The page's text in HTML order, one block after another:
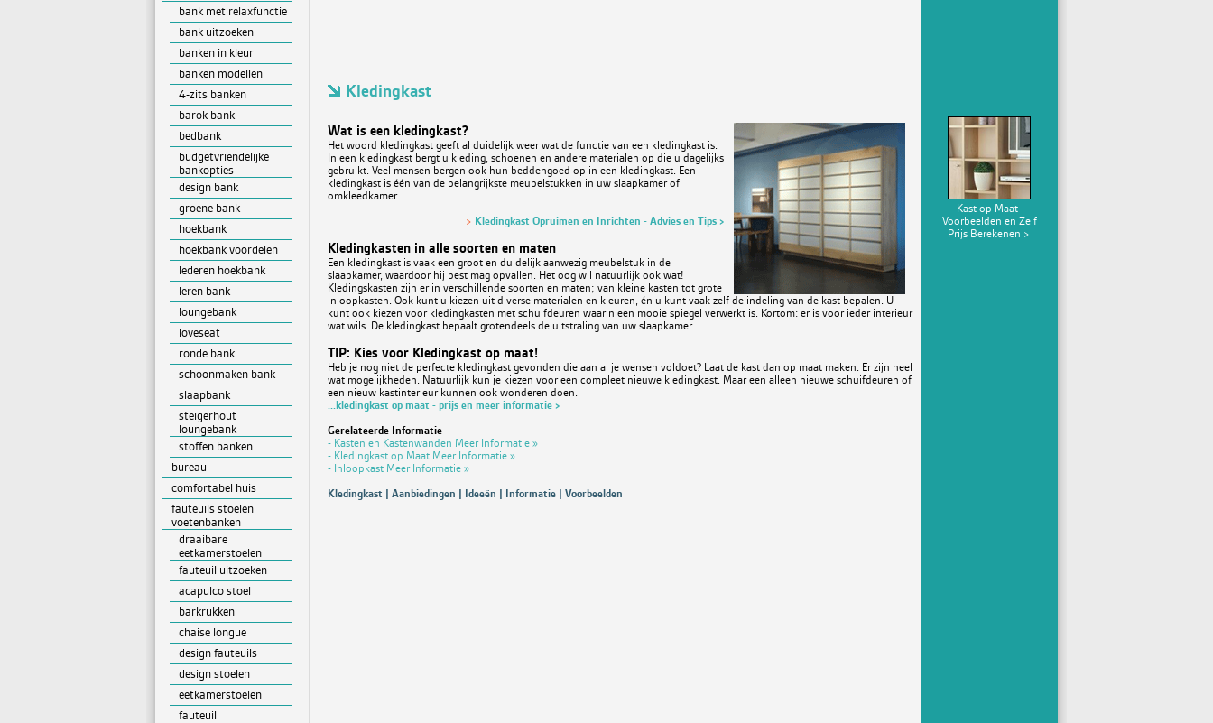
Kledingkast
Kast op Maat -
Voorbeelden en Zelf
Prijs Berekenen >
Wat is een kledingkast?
Het woord kledingkast geeft al duidelijk weer wat de functie van een kledingkast is.
In een kledingkast bergt u kleding, schoenen en andere materialen op die u dagelijks
gebruikt. Veel mensen bergen ook hun beddengoed op in een kledingkast. Een
kledingkast is één van de belangrijkste meubelstukken in uw slaapkamer of
omkleedkamer.
> Kledingkast Opruimen en Inrichten - Advies en Tips >
Kledingkasten in alle soorten en maten
Een kledingkast is vaak een groot en duidelijk aanwezig meubelstuk in de
slaapkamer, waardoor hij best mag opvallen. Het oog wil natuurlijk ook wat!
Kledingskasten zijn er in verschillende soorten en maten; van kleine kasten tot grote
inloopkasten. Ook kunt u kiezen uit diverse materialen en kleuren, én u kunt vaak zelf de indeling van de kast bepalen. U
kunt ook kiezen voor kledingkasten met schuifdeuren waarin een mooie spiegel verwerkt is. Kortom: er is voor ieder interieur
wat wils. De kledingkast bepaalt grotendeels de uitstraling van uw slaapkamer.
TIP: Kies voor Kledingkast op maat!
Heb je nog niet de perfecte kledingkast gevonden die aan al je wensen voldoet? Laat de kast dan op maat maken. Er zijn heel
wat mogelijkheden. Natuurlijk kun je kiezen voor een compleet nieuwe kledingkast. Maar een alleen nieuwe schuifdeuren of
een nieuw kastinterieur kunnen ook wonderen doen.
...kledingkast op maat - prijs en meer informatie >
Gerelateerde Informatie
- Kasten en Kastenwanden Meer Informatie »
- Kledingkast op Maat Meer Informatie »
- Inloopkast Meer Informatie »
Kledingkast | Aanbiedingen | Ideeën | Informatie | Voorbeelden
bank met relaxfunctie
bank uitzoeken
banken in kleur
banken modellen
4-zits banken
barok bank
bedbank
budgetvriendelijke
bankopties
design bank
groene bank
hoekbank
hoekbank voordelen
lederen hoekbank
leren bank
loungebank
loveseat
ronde bank
schoonmaken bank
slaapbank
steigerhout
loungebank
stoffen banken
bureau
comfortabel huis
fauteuils stoelen
voetenbanken
draaibare
eetkamerstoelen
fauteuil uitzoeken
acapulco stoel
barkrukken
chaise longue
design fauteuils
design stoelen
eetkamerstoelen
fauteuil